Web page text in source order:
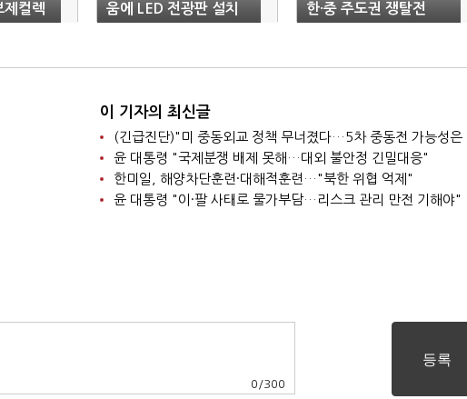
컬렉
움에 LED 전광판 설치
한·중 주도권 쟁탈전
이 기자의 최신글
윤 대통령 "국제분쟁 배제 못해…대외 불안정 긴밀대응"
한미일, 해양차단훈련·대해적훈련…"북한 위협 억제"
윤 대통령 "이·팔 사태로 물가부담…리스크 관리 만전 기해야"
0 /300